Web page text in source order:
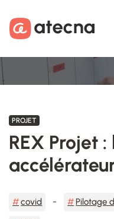
PROJET
REX Projet
covid Pilotage